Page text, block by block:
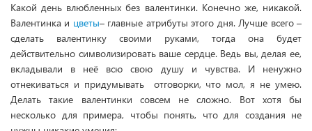
Какой день влюбленных без валентинки. Конечно же, никакой.
Валентинка и цветы– главные атрибуты этого дня. Лучше всего –
сделать валентинку своими руками, тогда она будет
действительно символизировать ваше сердце. Ведь вы, делая ее,
вкладывали в неё всю свою душу и чувства. И ненужно
отнекиваться и придумывать отговорки, что мол, я не умею.
Делать такие валентинки совсем не сложно. Вот хотя бы
несколько для примера, чтобы понять, что для создания не